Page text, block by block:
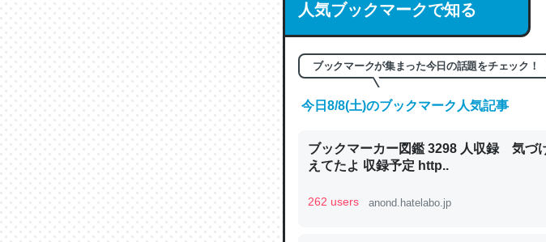
これは良記事。32768トークンだと英語小
の伏線」は回収されないけど、短期記憶と
やすく強くなりそう
人気ブックマークで知る
ブックマークが集まった今日の話題をチェック！
今日8/8(土)のブックマーク人気記事
ブックマーカー図鑑 3298 人収録 気づ
えてたよ 収録予定 http..
262 users anond.hatelabo.jp